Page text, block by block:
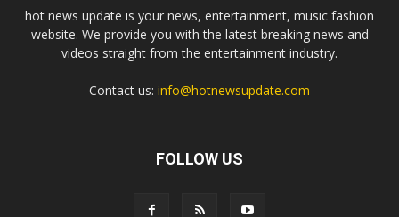
hot news update is your news, entertainment, music fashion
website. We provide you with the latest breaking news and
videos straight from the entertainment industry.
Contact us: info@hotnewsupdate.com
FOLLOW US